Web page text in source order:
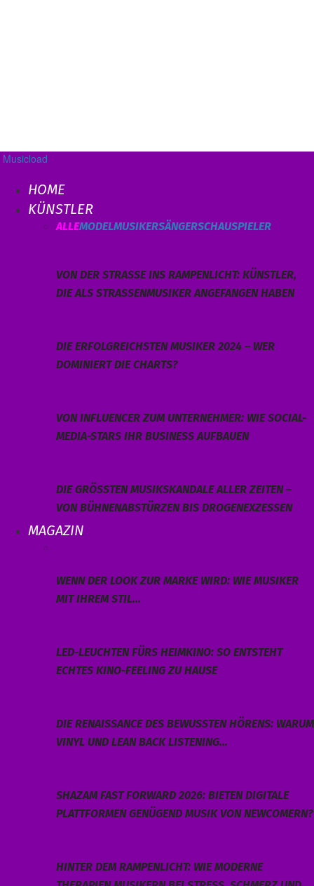
Musicload
HOME
KÜNSTLER
ALLEMODELMUSIKERSÄNGERSCHAUSPIELER
VON DER STRASSE INS RAMPENLICHT: KÜNSTLER, D
IE ALS STRASSENMUSIKER ANGEFANGEN HABEN
DIE ERFOLGREICHSTEN MUSIKER 2024 – WER
DOMINIERT DIE CHARTS?
VON INFLUENCER ZUM UNTERNEHMER: WIE SOCIAL-
MEDIA-STARS IHR BUSINESS AUFBAUEN
DIE GRÖSSTEN MUSIKSKANDALE ALLER ZEITEN – V
ON BÜHNENABSTÜRZEN BIS DROGENEXZESSEN
MAGAZIN
WENN DER LOOK ZUR MARKE WIRD: WIE MUSIKER
MIT IHREM STIL…
LED-LEUCHTEN FÜRS HEIMKINO: SO ENTSTEHT
ECHTES KINO-FEELING ZU HAUSE
DIE RENAISSANCE DES BEWUSSTEN HÖRENS: WARUM
VINYL UND LEAN BACK LISTENING…
SHAZAM FAST FORWARD 2026: BIETEN DIGITALE
PLATTFORMEN GENÜGEND MUSIK VON NEWCOMERN?
HINTER DEM RAMPENLICHT: WIE MODERNE